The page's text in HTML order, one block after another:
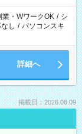
業・WワークOK / シ
し / パソコンスキ
詳細へ
掲載日：2026.08.09